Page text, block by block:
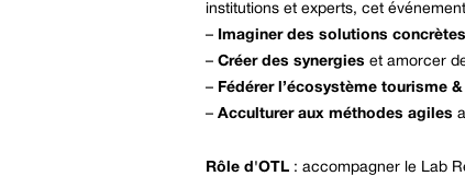
institutions et experts, cet
–
Imaginer des solutions concrètes
– Créer des synergies et amorcer
– Fédérer l’écosystème tourisme
– Acculturer aux méthodes agiles
Rôle d'OTL : accompagner le Lab